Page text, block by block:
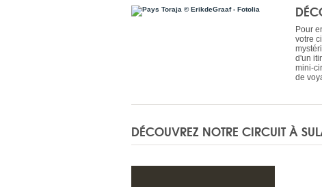
Pour
votre
d'un
mini-
de
DÉCOUVREZ NOTRE CIRCUIT À